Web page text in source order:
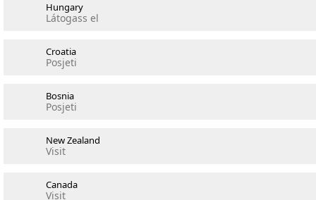
Hungary
Látogass el
Croatia
Posjeti
Bosnia
Posjeti
New Zealand
Visit
Canada
Visit